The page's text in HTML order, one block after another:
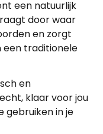
een natuurlijk
door waar
en zorgt
traditionele
en
klaar voor jou
gebruiken in je